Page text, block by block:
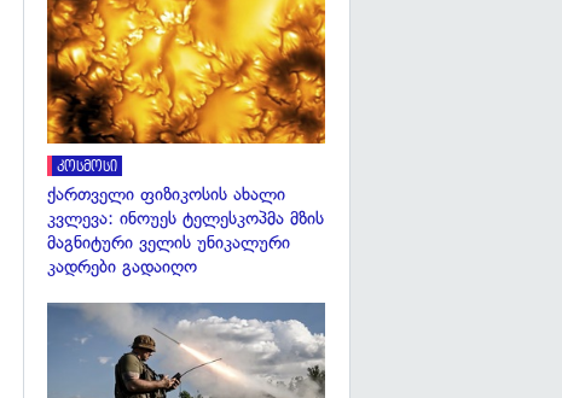
კოსმოსი
ქართველი ფიზიკოსის ახალი
კვლევა: ინოუეს ტელესკოპმა მზის
მაგნიტური ველის უნიკალური
კადრები გადაიღო